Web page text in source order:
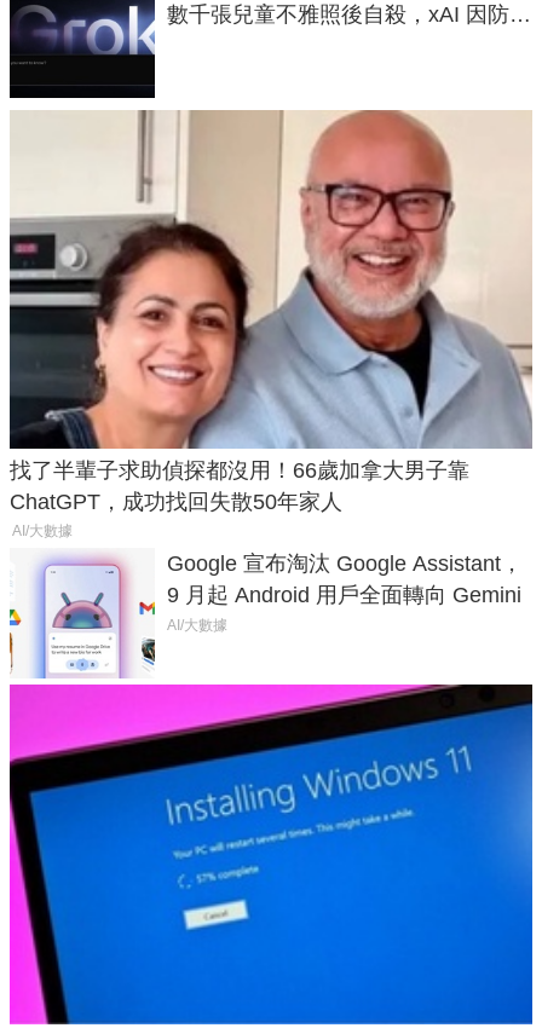
數千張兒童不雅照後自殺，xAI 因防護
找了半輩子求助偵探都沒用！66歲加拿大男子靠
ChatGPT，成功找回失散50年家人
AI/大數據
Google 宣布淘汰 Google Assistant，
9 月起 Android 用戶全面轉向 Gemini
AI/大數據